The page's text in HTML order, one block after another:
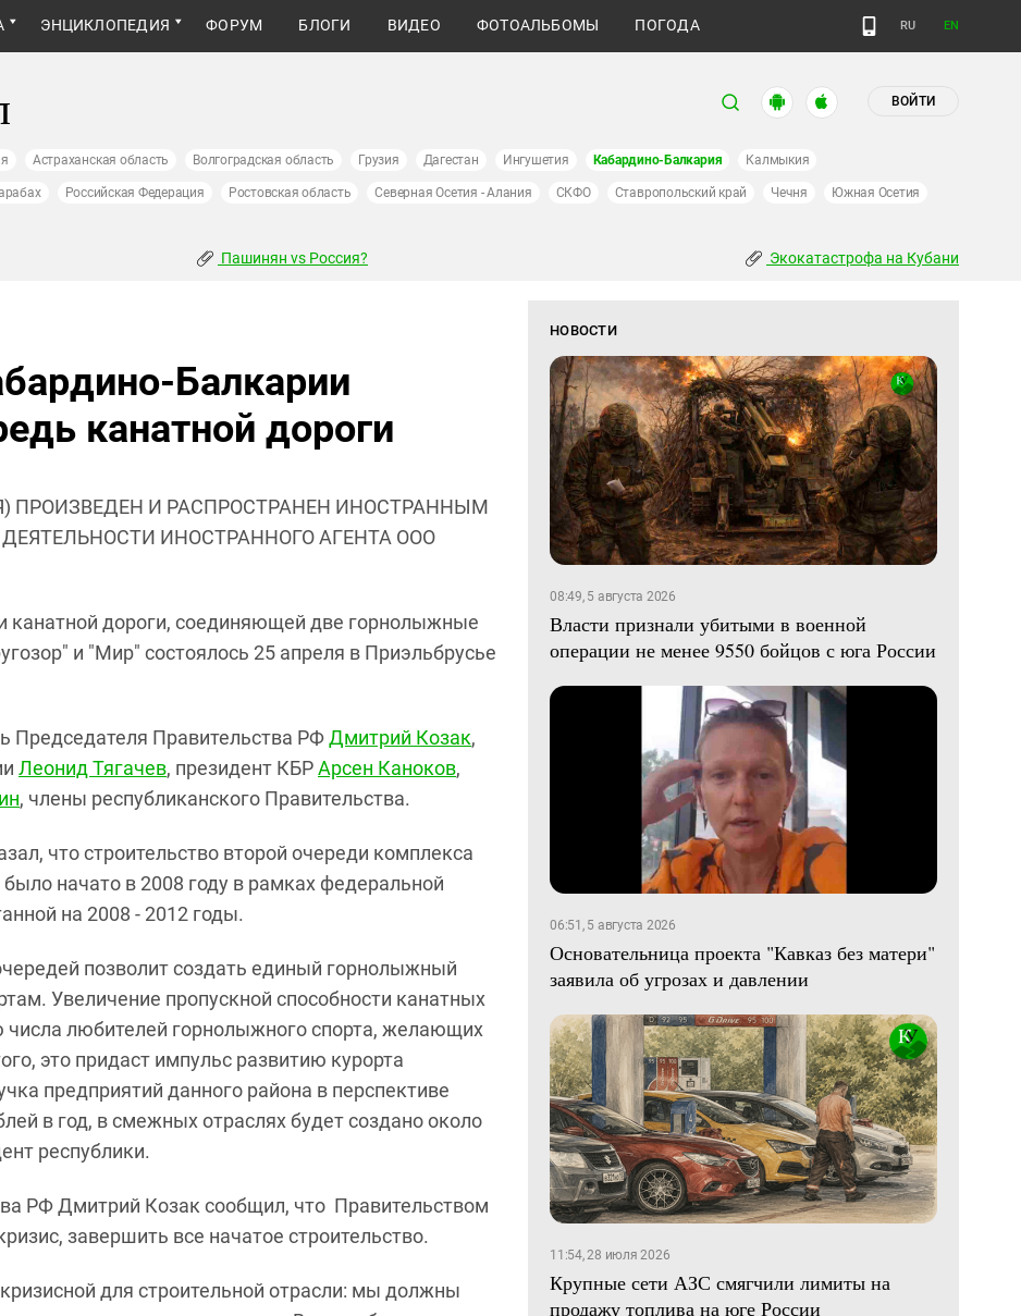
ЭНЦИКЛОПЕДИЯ ФОРУМ БЛОГИ ВИДЕО ФОТОАЛЬБОМЫ ПОГОДА RU EN
ВОЙТИ
Астраханская область Волгоградская область Грузия Дагестан Ингушетия Кабардино-Балкария Калмыкия
Российская Федерация Ростовская область Северная Осетия - Алания СКФО Ставропольский край Чечня Южная Осетия
Пашинян vs Россия? Экокатастрофа на Кубани
Балкарии
канатной дороги
И РАСПРОСТРАНЕН ИНОСТРАННЫМ
ИНОСТРАННОГО АГЕНТА ООО
канатной дороги, соединяющей две горнолыжные
и "Мир" состоялось 25 апреля в Приэльбрусье
Председателя Правительства РФДмитрий Козак,
Леонид Тягачев, президент КБРАрсен Каноков,
, члены республиканского Правительства.
что строительство второй очереди комплекса
начато в 2008 году в рамках федеральной
на 2008 - 2012 годы.
позволит создать единый горнолыжный
Увеличение пропускной способности канатных
числа любителей горнолыжного спорта, желающих
это придаст импульс развитию курорта
предприятий данного района в перспективе
в год, в смежных отраслях будет создано около
республики.
РФ Дмитрий Козак сообщил, что Правительством
завершить все начатое строительство.
для строительной отрасли: мы должны
НОВОСТИ
08:49, 5 августа 2026
Власти признали убитыми в военной
операции не менее 9550 бойцов с юга России
06:51, 5 августа 2026
Основательница проекта "Кавказ без матери"
заявила об угрозах и давлении
11:54, 28 июля 2026
Крупные сети АЗС смягчили лимиты на
продажу топлива на юге России